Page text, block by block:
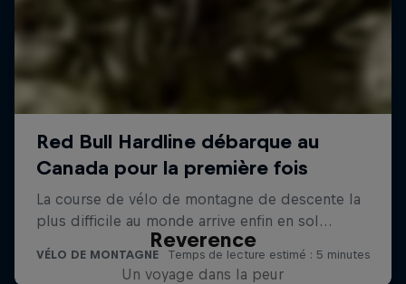
Reverence
Un voyage dans la peur